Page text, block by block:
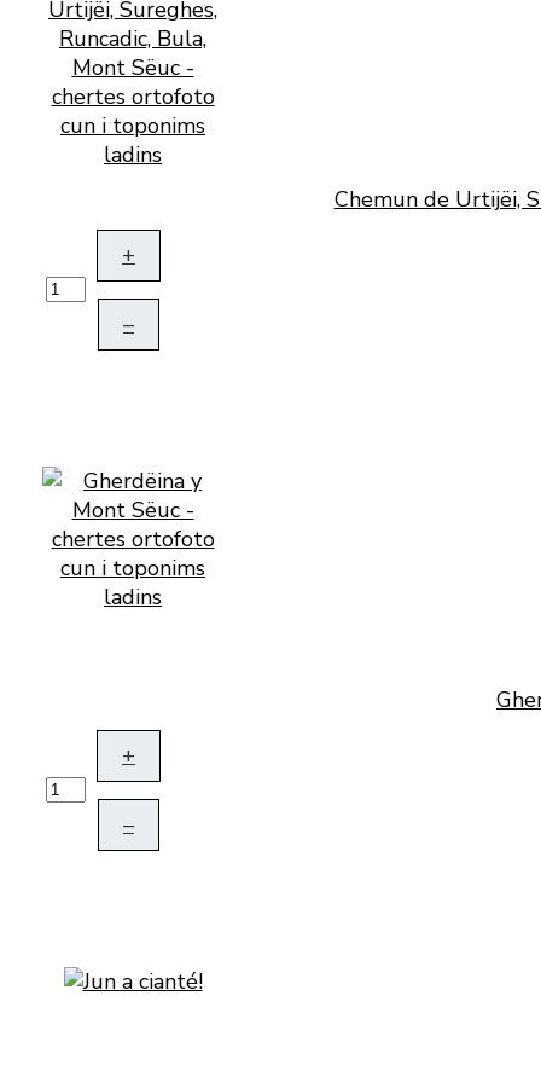
Chemun de Urtijëi,
+
–
+
–